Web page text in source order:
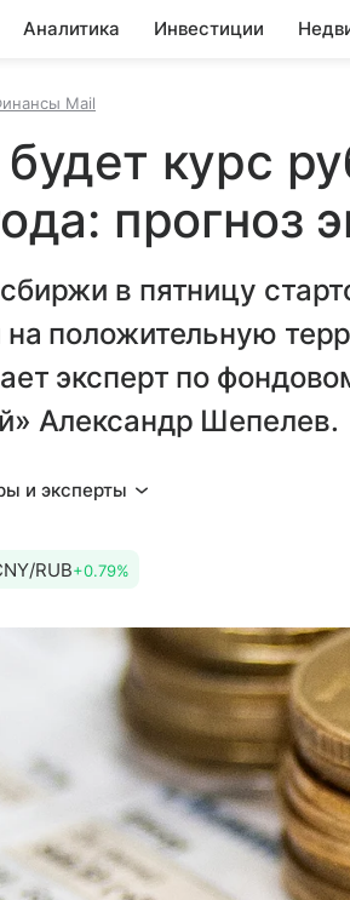
Аналитика Инвестиции
Mail
курс
прогноз
в пятницу
положительную
эксперт по
Александр Шепелев.
и эксперты
RUB+0.79%